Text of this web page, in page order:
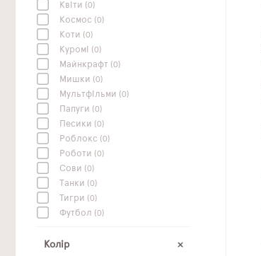
Квіти (0)
Космос (0)
Коти (0)
Куромі (0)
Майнкрафт (0)
Мишки (0)
Мультфільми (0)
Папуги (0)
Песики (0)
Роблокс (0)
Роботи (0)
Сови (0)
Танки (0)
Тигри (0)
Футбол (0)
Колір